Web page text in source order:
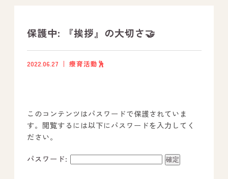
社内行事
事業所のご案内
－ オールピース宗像事業所
－ オールピース福津事業所
保護中: 『挨拶』の大切さ🤝
2022.06.27 療育活動🕺
このコンテンツはパスワードで保護されていま
す。閲覧するには以下にパスワードを入力してく
ださい。
パスワード: